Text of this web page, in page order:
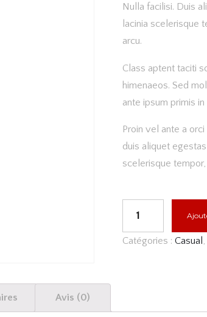
Nulla facilisi. Duis
lacinia scelerisque
arcu.
Class aptent taciti
himenaeos. Sed
ante ipsum primis
Proin vel ante a
duis aliquet
scelerisque
TEXAS
Catégories : Casual
Avis (0)